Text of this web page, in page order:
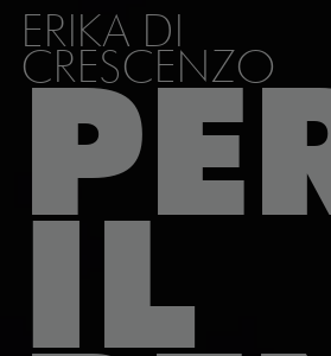
ERIKA DI
CRESCENZO
IL